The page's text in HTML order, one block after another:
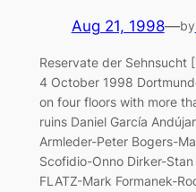
Aug 21, 1998—by
Reservate der Sehnsucht
4 October 1998
on four floors with more
ruins Daniel García
Armleder-Peter Bogers-
Scofidio-Onno Dirker-
FLATZ-Mark Formanek-